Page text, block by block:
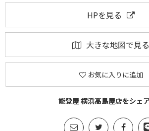
HPを見る
大きな地図で見る
お気に入りに追加
能登屋 横浜高島屋店をシェ